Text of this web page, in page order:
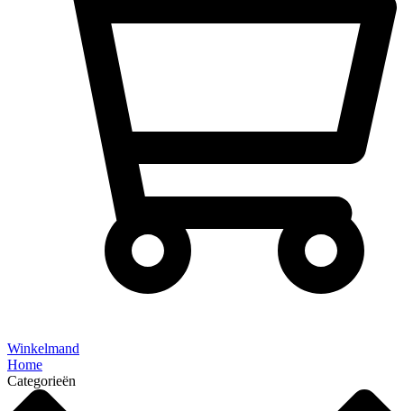
Winkelmand
Home
Categorieën